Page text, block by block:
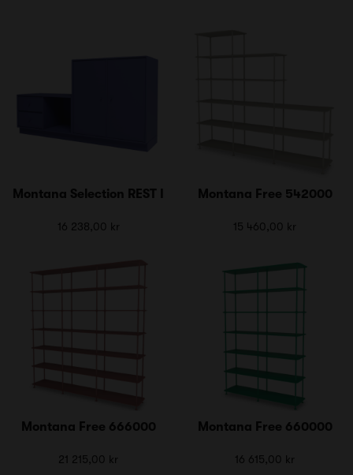
Montana Selection REST I
16 238,00 kr
Montana Free 542000
15 460,00 kr
Montana Free 666000
21 215,00 kr
Montana Free 660000
16 615,00 kr